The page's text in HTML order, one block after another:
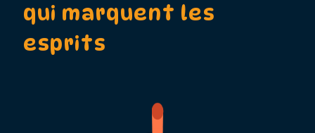
qui marquent les
esprits